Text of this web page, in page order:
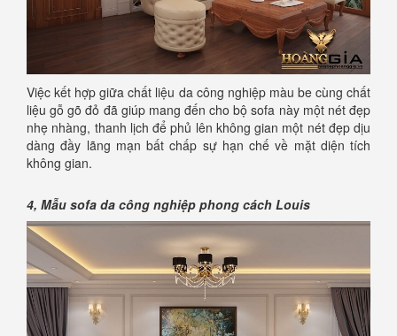
Việc kết hợp giữa chất liệu da công nghiệp màu be cùng chất
liệu gỗ gõ đỏ đã giúp mang đến cho bộ sofa này một nét đẹp
nhẹ nhàng, thanh lịch để phủ lên không gian một nét đẹp dịu
dàng đầy lãng mạn bất chấp sự hạn chế về mặt diện tích
không gian.
4, Mẫu sofa da công nghiệp phong cách Louis